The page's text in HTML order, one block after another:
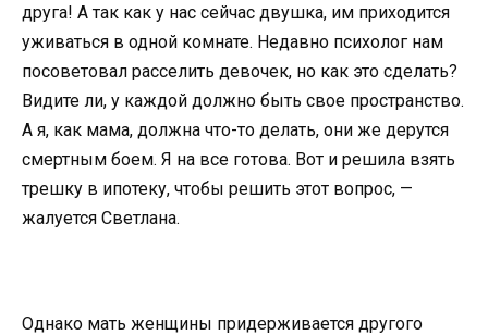
друга! А так как у нас сейчас двушка, им приходится
уживаться в одной комнате. Недавно психолог нам
посоветовал расселить девочек, но как это сделать?
Видите ли, у каждой должно быть свое пространство.
А я, как мама, должна что-то делать, они же дерутся
смертным боем. Я на все готова. Вот и решила взять
трешку в ипотеку, чтобы решить этот вопрос, —
жалуется Светлана.
Однако мать женщины придерживается другого